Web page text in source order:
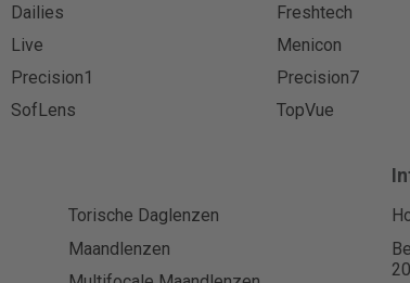
Dailies Freshtech
Live Menicon
Precision1 Precision7
SofLens TopVue
Torische Daglenzen
Maandlenzen